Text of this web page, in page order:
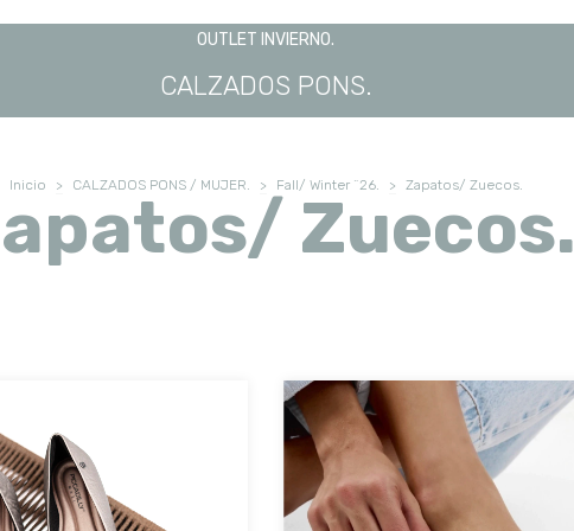
OUTLET INVIERNO.
CALZADOS PONS.
Inicio > CALZADOS PONS / MUJER. > Fall/ Winter ¨26. > Zapatos/ Zuecos.
Zuecos.